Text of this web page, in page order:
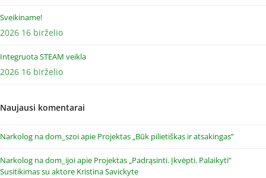
Sveikiname!
2026 16 birželio
Integruota STEAM veikla
2026 16 birželio
Naujausi komentarai
Narkolog na dom_szoiapie Projektas „Būk pilietiškas ir atsakingas”
Narkolog na dom_ijoiapie Projektas „Padrąsinti. Įkvėpti. Palaikyti”
Susitikimas su aktore Kristina Savickyte